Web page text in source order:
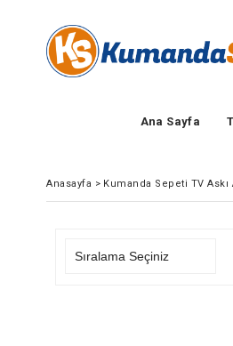
Ana Sayfa
Anasayfa > Kumanda Sepeti TV Askı